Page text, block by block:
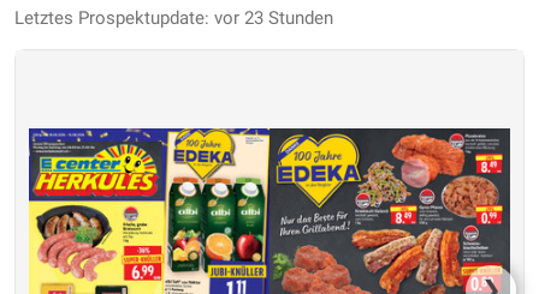
Letztes Prospektupdate: vor 23 Stunden